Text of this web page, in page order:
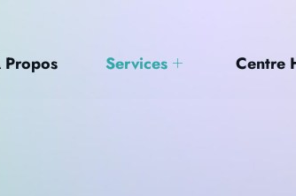
Propos Services Centre